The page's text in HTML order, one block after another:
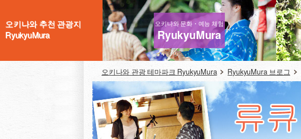
오키나와 추천 관광지
RyukyuMura
오키나와 문화・예능 체험
RyukyuMura
오키나와 관광 테마파크 RyukyuMura RyukyuMura 브로그